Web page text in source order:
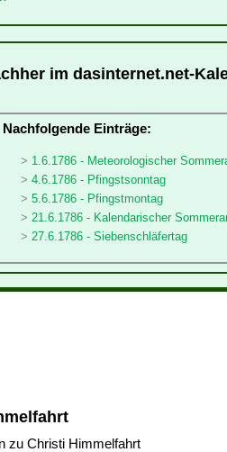
im dasinternet.net-
Nachfolgende Einträge:
1.6.1786 - Meteorologischer
4.6.1786 - Pfingstsonntag
5.6.1786 - Pfingstmontag
21.6.1786 - Kalendarischer
27.6.1786 - Siebenschläfertag
zu Christi Himmelfahrt